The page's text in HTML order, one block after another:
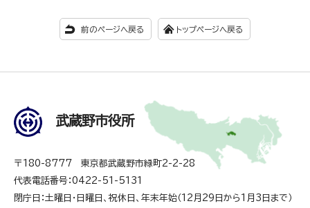
前のページへ戻る トップページへ戻る
武蔵野市役所
〒180-8777 東京都武蔵野市緑町2-2-28
代表電話番号：0422-51-5131
閉庁日：土曜日・日曜日、祝休日、年末年始（12月29日から1月3日まで）